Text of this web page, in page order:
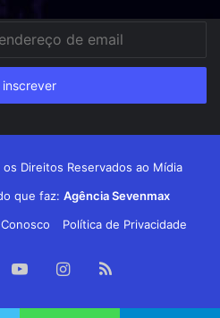
Direitos Reservados ao Mídia
que faz: Agência Sevenmax
Política de Privacidade
YouTubeInstagram
RSS